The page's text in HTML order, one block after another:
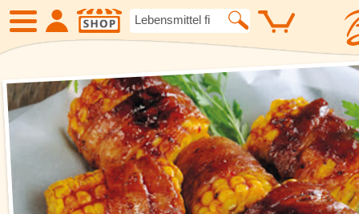
SHOP
Neue Produkte Angebote
Eiskrem Früchte